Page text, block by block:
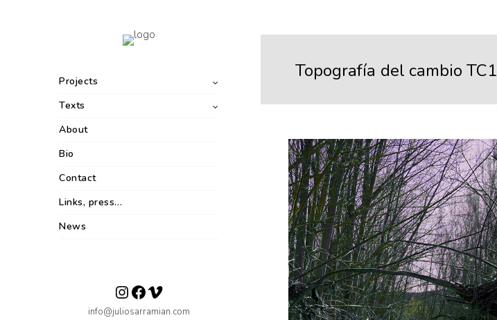
Projects
Texts
About
Bio
Contact
Links, press…
News
Instagram
Facebook
Vimeo
info@juliosarramian.com
Topografía del cambio TC1